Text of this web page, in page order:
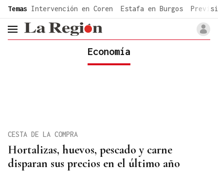
common.go-to-content
Temas Intervención en Coren Estafa en Burgos
header.menu.open
Economía
Hortalizas, huevos, pescado y carne
disparan sus precios en el último año
CESTA DE LA COMPRA